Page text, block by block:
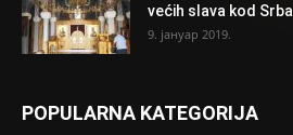
većih slava kod Srba
9. јануар 2019.
POPULARNA KATEGORIJA